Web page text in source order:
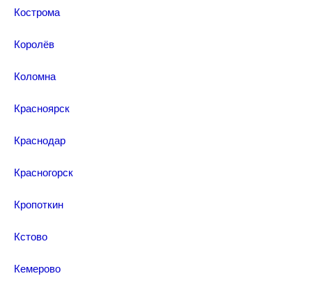
Кострома
Королёв
Коломна
Красноярск
Краснодар
Красногорск
Кропоткин
Кстово
Кемерово